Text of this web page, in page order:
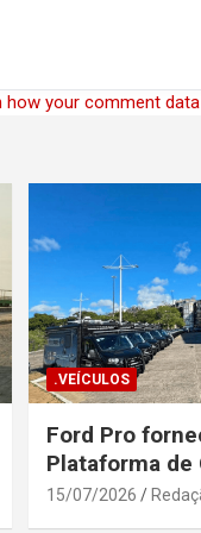
how your comment
.VEÍCULOS
Ford Pro
Plataforma de
Elevada para a
15/07/2026